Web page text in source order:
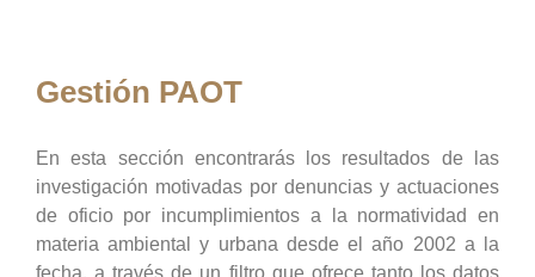
Gestión PAOT
En esta sección encontrarás los resultados de las
investigación motivadas por denuncias y actuaciones
de oficio por incumplimientos a la normatividad en
materia ambiental y urbana desde el año 2002 a la
fecha, a través de un filtro que ofrece tanto los datos